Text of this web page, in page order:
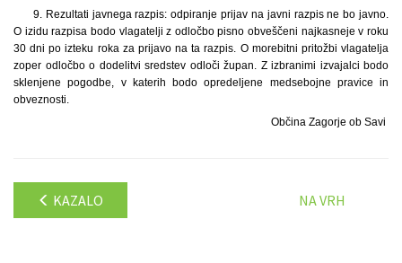
9. Rezultati javnega razpis: odpiranje prijav na javni razpis ne bo javno.
O izidu razpisa bodo vlagatelji z odločbo pisno obveščeni najkasneje v roku
30 dni po izteku roka za prijavo na ta razpis. O morebitni pritožbi vlagatelja
zoper odločbo o dodelitvi sredstev odloči župan. Z izbranimi izvajalci bodo
sklenjene pogodbe, v katerih bodo opredeljene medsebojne pravice in
obveznosti.
Občina Zagorje ob Savi
KAZALO NA VRH